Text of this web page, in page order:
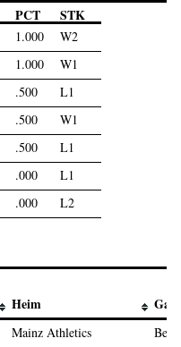
PCT STK
1.000
W2
1.000
W1
.500
L1
.500
W1
.500
L1
.000
L1
.000 L2
Heim Gast
Mainz Athletics